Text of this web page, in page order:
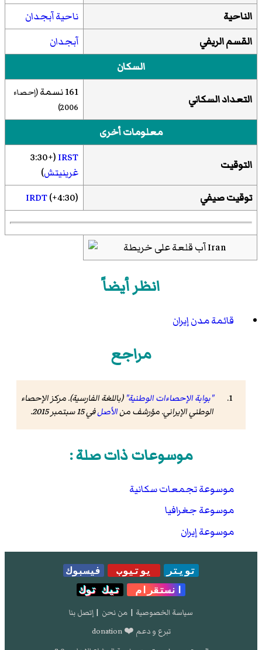
الناحية
ناحية آبجدان
القسم الريفي
آبجدان
السكان
التعداد السكاني 161 نسمة
(إحصاء
2006)
معلومات أخرى
التوقيت IRST
(+3:30
غرينيتش)
توقيت صيفي
IRDT(+4:30)
انظر أيضاً
قائمة مدن إيران
مراجع
"بوابة الإحصاءات الوطنية" (باللغة الفارسية). مركز الإحصاء
الوطني الإيراني. مؤرشف منالأصلفي 15 سبتمبر 2015 .
موسوعات ذات صلة :
موسوعة تجمعات سكانية
موسوعة جغرافيا
موسوعة إيران
تويتر يوتيوب
فيسبوك
انستقرام
تيك توك
سياسة الخصوصية | من نحن | إتصل بنا
تبرع و دعم ❤️ donation